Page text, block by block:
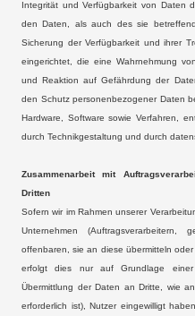
Integrität und Verfügbarkeit von Daten
den Daten, als auch des sie
Sicherung der Verfügbarkeit und ihrer
eingerichtet, die eine Wahrnehmung
und Reaktion auf Gefährdung der
den Schutz personenbezogener Daten
Hardware, Software sowie Verfahren,
durch Technikgestaltung und durch
Zusammenarbeit mit
Dritten
Sofern wir im Rahmen unserer
Unternehmen (Auftragsverarbeitern,
offenbaren, sie an diese übermitteln
erfolgt dies nur auf Grundlage
Übermittlung der Daten an Dritte, wie
erforderlich ist), Nutzer eingewilligt